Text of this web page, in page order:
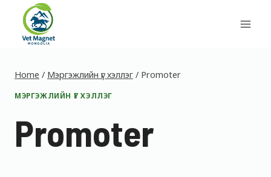
content
Home / Мэргэжлийн үг хэллэг / Promoter
МЭРГЭЖЛИЙН ҮГ ХЭЛЛЭГ
Promoter